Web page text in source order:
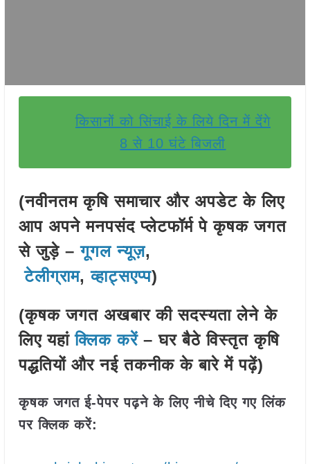
किसानों को सिंचाई के लिये दिन में देंगे
8 से 10 घंटे बिजली
(नवीनतम कृषि समाचार और अपडेट के लिए
आप अपने मनपसंद प्लेटफॉर्म पे कृषक जगत
से जुड़े – गूगल न्यूज़,
टेलीग्राम,व्हाट्सएप्प)
(कृषक जगत अखबार की सदस्यता लेने के
लिए यहांक्लिक करें– घर बैठे विस्तृत कृषि
पद्धतियों और नई तकनीक के बारे में पढ़ें)
कृषक जगत ई-पेपर पढ़ने के लिए नीचे दिए गए लिंक
पर क्लिक करें: